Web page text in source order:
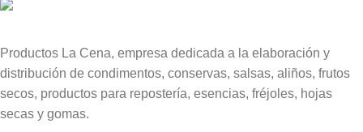
Productos La Cena, empresa dedicada a la elaboración y
distribución de condimentos, conservas, salsas, aliños, frutos
secos, productos para repostería, esencias, fréjoles, hojas
secas y gomas.